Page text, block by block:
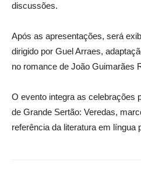
discussões.
Após as apresentações, será
dirigido por Guel Arraes,
no romance de João Guimarães
O evento integra as celebrações
de Grande Sertão: Veredas,
referência da literatura em língua